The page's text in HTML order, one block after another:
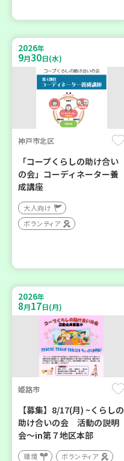
2026年
9月30日(水)
神戸市北区
「コープくらしの助け合い
の会」コーディネーター養
成講座
大人向け
ボランティア
2026年
8月17日(月)
姫路市
【募集】8/17(月) ~くらしの
助け合いの会 活動の説明
会～in第７地区本部
環境 ボランティア